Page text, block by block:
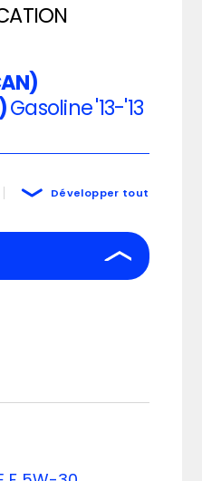
Gasoline'13-'13
Développer tout